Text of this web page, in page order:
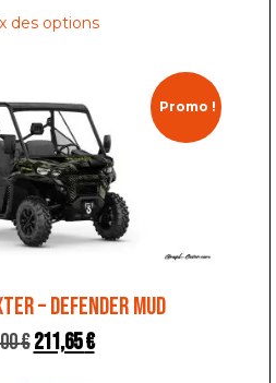
des options
Promo !
– DEFENDER MUD
€211,65€